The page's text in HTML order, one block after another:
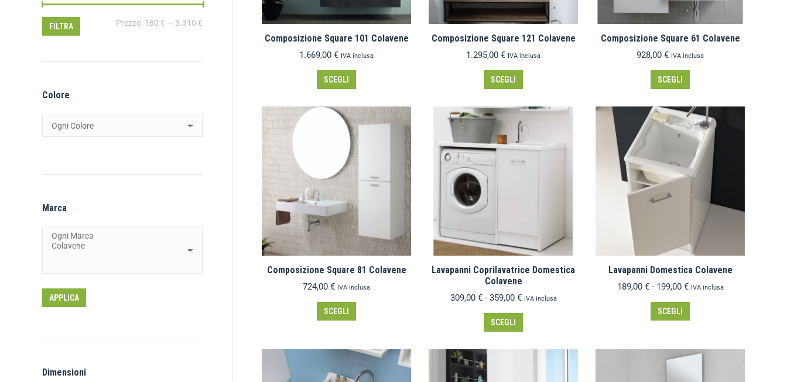
Composizione Square 101 Colavene
1.669,00 € IVA inclusa
SCEGLI
Composizione Square 121 Colavene
1.295,00 € IVA inclusa
SCEGLI
Composizione Square 61 Colavene
928,00 € IVA inclusa
SCEGLI
Composizione Square 81 Colavene
724,00 € IVA inclusa
SCEGLI
Lavapanni Coprilavatrice Domestica
Colavene
309,00 € - 359,00 € IVA inclusa
SCEGLI
Lavapanni Domestica Colavene
189,00 € - 199,00 € IVA inclusa
SCEGLI
FILTRA Prezzo: 180 € — 3.310 €
Colore
Marca
APPLICA
Dimensioni